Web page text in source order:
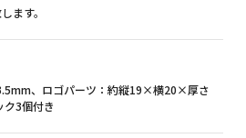
ます。
、ロゴパーツ：約縦19×横20×厚さ
3個付き